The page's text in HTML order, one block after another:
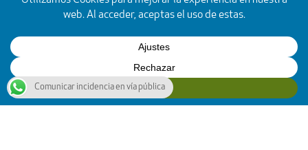
Comunicar incidencia en vía pública